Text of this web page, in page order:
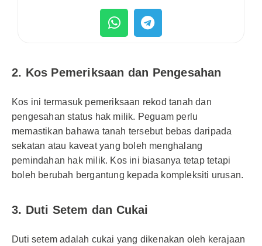
2. Kos Pemeriksaan dan Pengesahan
Kos ini termasuk pemeriksaan rekod tanah dan
pengesahan status hak milik. Peguam perlu
memastikan bahawa tanah tersebut bebas daripada
sekatan atau kaveat yang boleh menghalang
pemindahan hak milik. Kos ini biasanya tetap tetapi
boleh berubah bergantung kepada kompleksiti urusan.
3. Duti Setem dan Cukai
Duti setem adalah cukai yang dikenakan oleh kerajaan